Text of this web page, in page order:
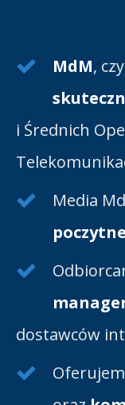
MdM,
i Średnich
Media
dostawców